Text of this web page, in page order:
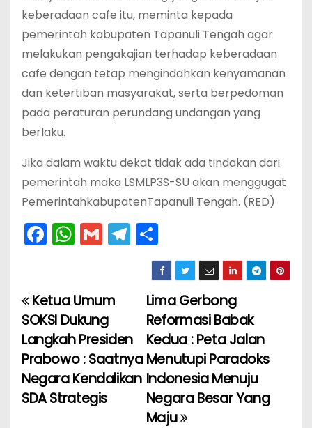
keberadaan cafe itu, meminta kepada
pemerintah kabupaten Tapanuli Tengah agar
melakukan pengakajian terhadap keberadaan
cafe dengan tetap mengindahkan kenyamanan
dan ketertiban masyarakat, serta berpedoman
pada peraturan perundang undangan yang
berlaku.
Jika dalam waktu dekat tidak ada tindakan dari
pemerintah maka LSMLP3S-SU akan menggugat
PemerintahkabupatenTapanuli Tengah. (RED)
F
a
e
b
o
o
k
W
h
ts
A
p
p
G
m
l
T
el
gr
m
h
ar
e
N
a
v
i
Lima Gerbong
Reformasi Babak
Kedua : Peta Jalan
Menutupi Paradoks
Indonesia Menuju
Negara Besar Yang
Maju
Ketua Umum
SOKSI Dukung
Langkah Presiden
Prabowo : Saatnya
Negara Kendalikan
SDA Strategis